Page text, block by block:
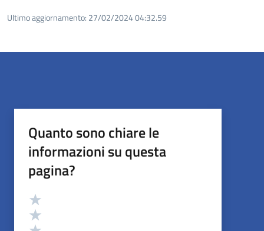
Ultimo aggiornamento: 27/02/2024 04:32.59
Quanto sono chiare le
informazioni su questa
pagina?
Valutazione